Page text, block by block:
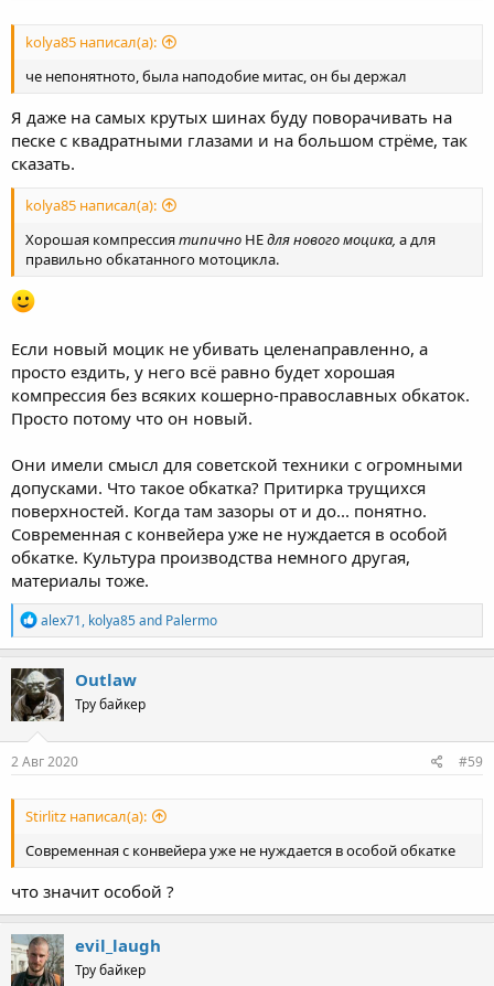
kolya85 написал(а):
че непонятното, была наподобие митас, он бы держал
Я даже на самых крутых шинах буду поворачивать на
песке с квадратными глазами и на большом стрёме, так
сказать.
kolya85 написал(а):
Хорошая компрессиятипично НЕдля нового моцика, а для
правильно обкатанного мотоцикла.
Если новый моцик не убивать целенаправленно, а
просто ездить, у него всё равно будет хорошая
компрессия без всяких кошерно-православных обкаток.
Просто потому что он новый.
Они имели смысл для советской техники с огромными
допусками. Что такое обкатка? Притирка трущихся
поверхностей. Когда там зазоры от и до... понятно.
Современная с конвейера уже не нуждается в особой
обкатке. Культура производства немного другая,
материалы тоже.
R
e
a
c
t
i
o
n
s
alex71, kolya85and Palermo
Outlaw
Тру байкер
2 Авг 2020 #59
Stirlitz написал(а):
Современная с конвейера уже не нуждается в особой обкатке
что значит особой ?
evil_laugh
Тру байкер